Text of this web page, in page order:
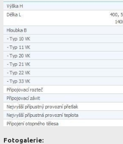
Fotogalerie: